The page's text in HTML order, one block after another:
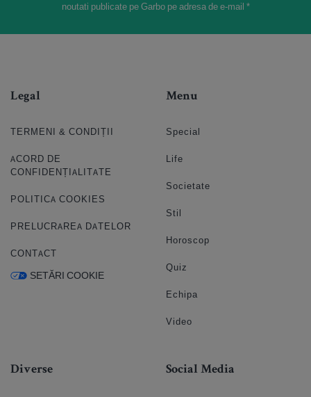
noutati publicate pe Garbo pe adresa de e-mail *
Legal
TERMENI & CONDIȚII
ACORD DE
CONFIDENȚIALITATE
POLITICA COOKIES
PRELUCRAREA DATELOR
CONTACT
SETĂRI COOKIE
Menu
Special
Life
Societate
Stil
Horoscop
Quiz
Echipa
Video
Diverse Social Media